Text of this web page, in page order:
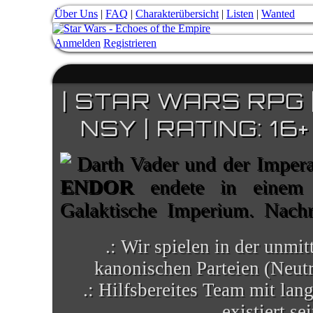
Über Uns | FAQ | Charakterübersicht | Listen | Wanted
Anmelden Registrieren
| STAR WARS
NSY | RATING:
Darth Vader und der
ENDOR endete in einem
Galaktische Imperium.
Galaxis. Chaos herrscht auf
treu ergeben schienen.
.: Wir spielen in der
kanonischen Parteien
.: Hilfsbereites Team mit